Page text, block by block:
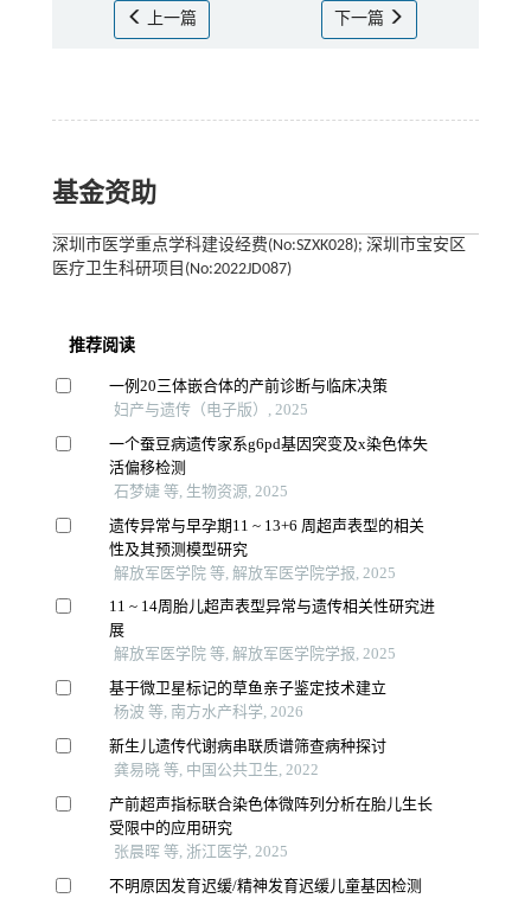
上一篇 下一篇
基金资助
深圳市医学重点学科建设经费(No:SZXK028); 深圳市宝安区
医疗卫生科研项目(No:2022JD087)